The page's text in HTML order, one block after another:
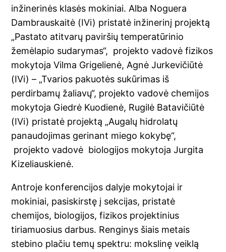
inžinerinės klasės mokiniai. Alba Noguera
Dambrauskaitė (IVi) pristatė inžinerinį projektą
„Pastato atitvarų paviršių temperatūrinio
žemėlapio sudarymas“, projekto vadovė fizikos
mokytoja Vilma Grigelienė, Agnė Jurkevičiūtė
(IVi) – „Tvarios pakuotės sukūrimas iš
perdirbamų žaliavų“, projekto vadovė chemijos
mokytoja Giedrė Kuodienė, Rugilė Batavičiūtė
(IVi) pristatė projektą „Augalų hidrolatų
panaudojimas gerinant miego kokybę“,
projekto vadovė biologijos mokytoja Jurgita
Kizeliauskienė.
Antroje konferencijos dalyje mokytojai ir
mokiniai, pasiskirstę į sekcijas, pristatė
chemijos, biologijos, fizikos projektinius
tiriamuosius darbus. Renginys šiais metais
stebino plačiu temų spektru: mokslinę veiklą